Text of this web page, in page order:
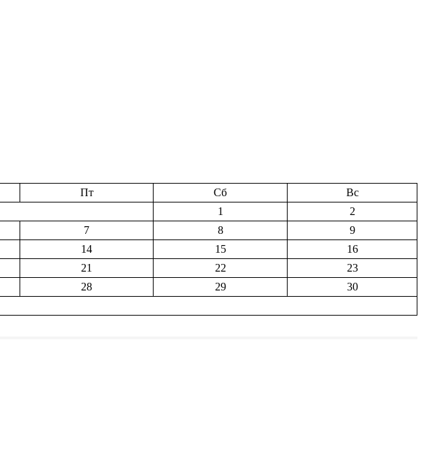
Пт Сб
Вс
1
2
7 8
9
14 15
16
21 22
23
28 29
30